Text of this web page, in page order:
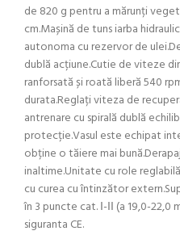
de 820 g pentru a mărunți
cm.Mașină de tuns iarba
autonoma cu rezervor de
dublă acțiune.Cutie de viteze
ranforsată și roată liberă 540
durata.Reglați viteza de
antrenare cu spirală dublă
protecție.Vasul este echipat
obține o tăiere mai
inaltime.Unitate cu role
cu curea cu întinzător
în 3 puncte cat. Ι-ΙΙ (a 19,0-
siguranta CE.